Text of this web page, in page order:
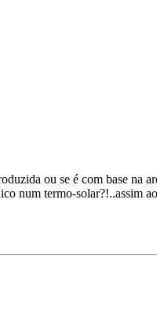
ou se é com base na
num termo-solar?!..assim